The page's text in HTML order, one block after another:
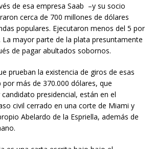
de esa empresa Saab –y su socio
cerca de 700 millones de dólares
populares. Ejecutaron menos del 5 por
mayor parte de la plata presuntamente
de pagar abultados sobornos.
prueban la existencia de giros de esas
por más de 370.000 dólares, que
presidencial, están en el
civil cerrado en una corte de Miami y
Abelardo de la Espriella, además de